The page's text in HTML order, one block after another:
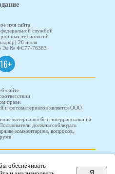
имя сайта
службой
технологий
26 июля
Эл № ФС77-76383
16+
сайте
праве.
и фотоматериалов является ООО
материалов без гиперрассылки на
должны соблюдать
комментариев, вопросов,
обеспечивать
Я